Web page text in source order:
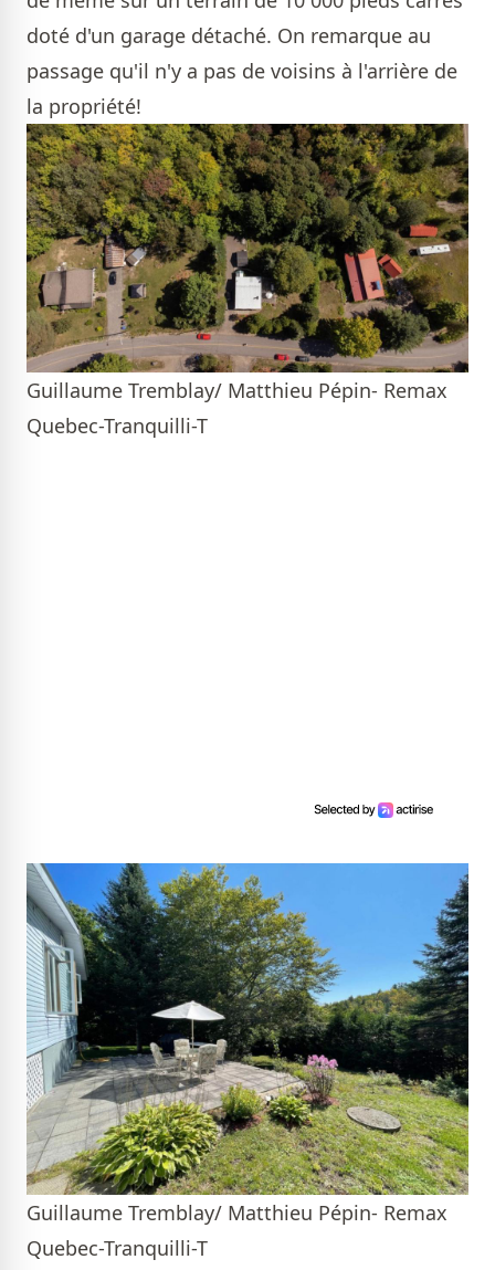
doté d'un garage détaché. On remarque au
passage qu'il n'y a pas de voisins à l'arrière de
la propriété!
Guillaume Tremblay/ Matthieu Pépin- Remax
Quebec-Tranquilli-T
Guillaume Tremblay/ Matthieu Pépin- Remax
Quebec-Tranquilli-T